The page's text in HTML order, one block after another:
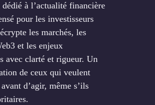
dédié à l’actualité financière
pour les investisseurs
les marchés, les
et les enjeux
avec clarté et rigueur. Un
de ceux qui veulent
d’agir, même s’ils